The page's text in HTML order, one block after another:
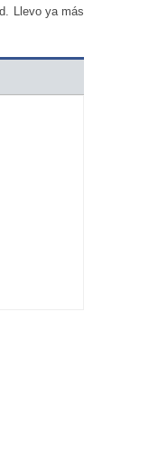
Llevo ya más